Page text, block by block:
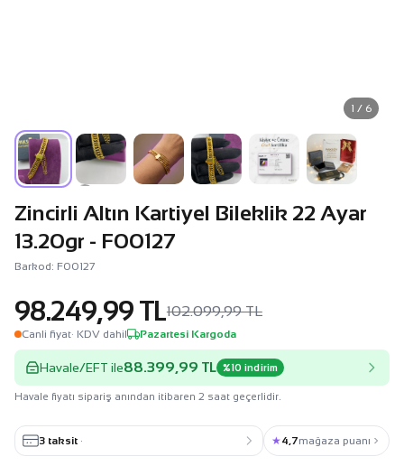
1 / 6
Zincirli Altın Kartiyel Bileklik 22 Ayar
13.20gr - F00127
Barkod: F00127
98.249,99 TL102.099,99 TL
Canli fiyat· KDV dahil Pazartesi Kargoda
Havale/EFT ile88.399,99 TL %10 indirim
Havale fiyatı sipariş anından itibaren 2 saat geçerlidir.
3 taksit · ★4,7mağaza puanı